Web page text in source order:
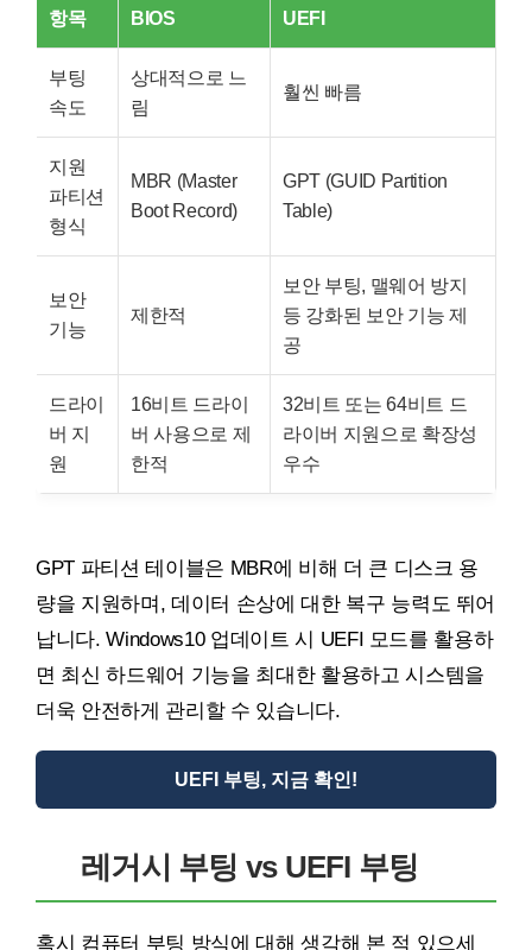
항목 BIOS UEFI
부팅
속도
상대적으로 느
림
훨씬 빠름
지원
파티션
형식
MBR (Master
Boot Record)
GPT (GUID Partition
Table)
보안
기능
제한적
보안 부팅, 맬웨어 방지
등 강화된 보안 기능 제
공
드라이
버 지
원
16비트 드라이
버 사용으로 제
한적
32비트 또는 64비트 드
라이버 지원으로 확장성
우수
GPT 파티션 테이블은 MBR에 비해 더 큰 디스크 용
량을 지원하며, 데이터 손상에 대한 복구 능력도 뛰어
납니다. Windows10 업데이트 시 UEFI 모드를 활용하
면 최신 하드웨어 기능을 최대한 활용하고 시스템을
더욱 안전하게 관리할 수 있습니다.
UEFI 부팅, 지금 확인!
레거시 부팅 vs UEFI 부팅
혹시 컴퓨터 부팅 방식에 대해 생각해 본 적 있으세